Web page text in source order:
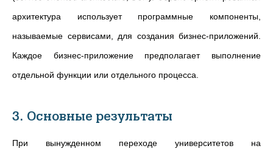
архитектура использует программные компоненты,
называемые сервисами, для создания бизнес-приложений.
Каждое бизнес-приложение предполагает выполнение
отдельной функции или отдельного процесса.
3. Основные результаты
При вынужденном переходе университетов на